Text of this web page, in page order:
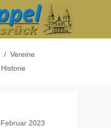
Vereine
Historie
2023